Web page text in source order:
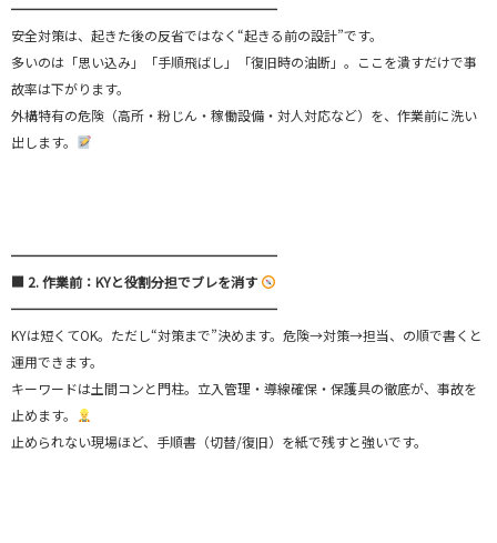
━━━━━━━━━━━━━━━━━━━━
安全対策は、起きた後の反省ではなく“起きる前の設計”です。
多いのは「思い込み」「手順飛ばし」「復旧時の油断」。ここを潰すだけで事
故率は下がります。
外構特有の危険（高所・粉じん・稼働設備・対人対応など）を、作業前に洗い
出します。
━━━━━━━━━━━━━━━━━━━━
■ 2. 作業前：KYと役割分担でブレを消す
━━━━━━━━━━━━━━━━━━━━
KYは短くてOK。ただし“対策まで”決めます。危険→対策→担当、の順で書くと
運用できます。
キーワードは土間コンと門柱。立入管理・導線確保・保護具の徹底が、事故を
止めます。
止められない現場ほど、手順書（切替/復旧）を紙で残すと強いです。